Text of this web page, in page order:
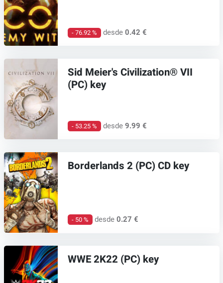
- 76.92 % desde0.42 €
Sid Meier's Civilization® VII
(PC) key
- 53.25 % desde9.99 €
Borderlands 2 (PC) CD key
- 50 % desde0.27 €
WWE 2K22 (PC) key